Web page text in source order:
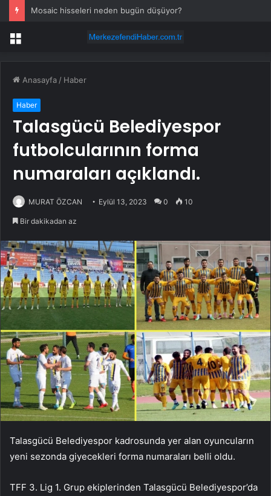
Mosaic hisseleri neden bugün düşüyor?
Menü
Anasayfa / Haber
Haber
Talasgücü Belediyespor
futbolcularının forma
numaraları açıklandı.
MURAT ÖZCAN Eylül 13, 2023 0 10
Bir dakikadan az
Talasgücü Belediyespor kadrosunda yer alan oyuncuların
yeni sezonda giyecekleri forma numaraları belli oldu.
TFF 3. Lig 1. Grup ekiplerinden Talasgücü Belediyespor’da